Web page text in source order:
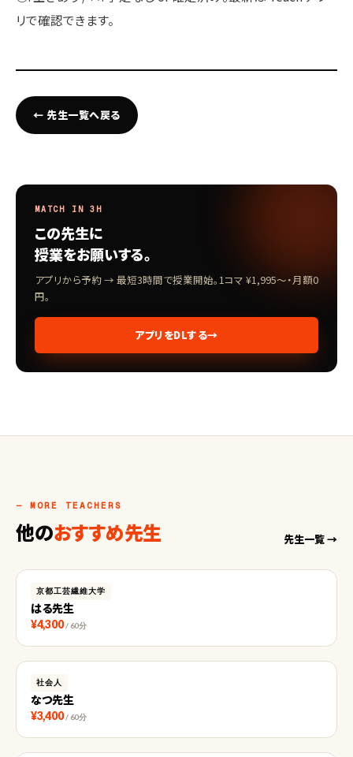
リで確認できます。
← 先生一覧へ戻る
MATCH IN 3H
この先生に
授業をお願いする。
アプリから予約 → 最短3時間で授業開始。1コマ ¥1,995〜・月額0
円。
アプリをDLする→
— MORE TEACHERS
他のおすすめ先生 先生一覧 →
京都工芸繊維大学
はる先生
¥4,300 / 60分
社会人
なつ先生
¥3,400 / 60分